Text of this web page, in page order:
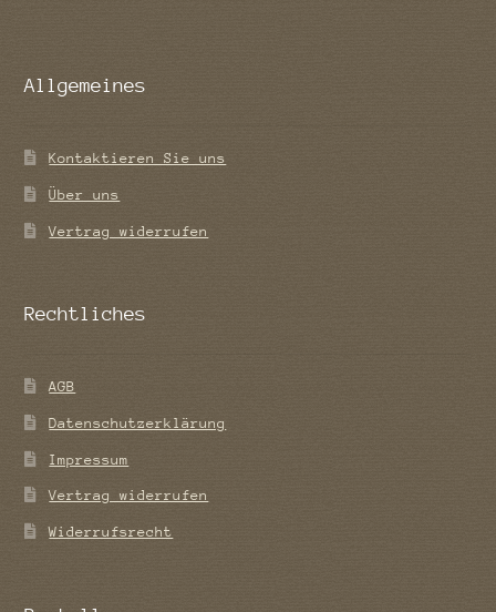
Allgemeines
Kontaktieren Sie uns
Über uns
Vertrag widerrufen
Rechtliches
AGB
Datenschutzerklärung
Impressum
Vertrag widerrufen
Widerrufsrecht